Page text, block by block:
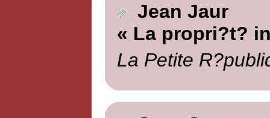
Jean Jaur
« La propri?t?
La Petite